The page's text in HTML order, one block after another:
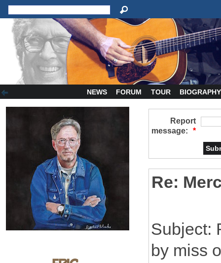
NEWS FORUM TOUR BIOGRAPHY
Report
message:
*
Re:
Subject:
by miss